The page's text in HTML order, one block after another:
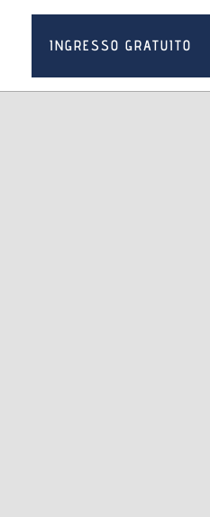
INGRESSO GRATUITO